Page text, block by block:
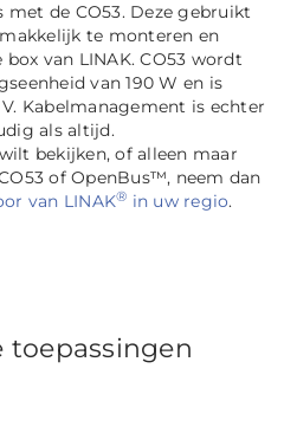
de CO53. Deze gebruikt
te monteren en
van LINAK. CO53 wordt
van 190 W en is
Kabelmanagement is echter
als altijd.
bekijken, of alleen maar
of OpenBus™, neem dan
van LINAK® in uw regio.
toepassingen